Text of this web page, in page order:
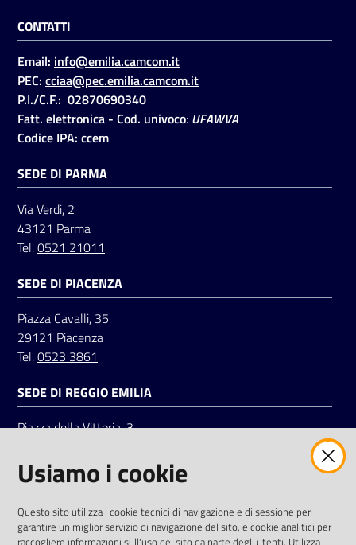
CONTATTI
Email: info@emilia.camcom.it
PEC: cciaa@pec.emilia.camcom.it
P.I./C.F.: 02870690340
Fatt. elettronica - Cod. univoco: UFAWVA
Codice IPA: ccem
SEDE DI PARMA
Via Verdi, 2
43121 Parma
Tel.0521 21011
SEDE DI PIACENZA
Piazza Cavalli, 35
29121 Piacenza
Tel.0523 3861
SEDE DI REGGIO EMILIA
Piazza della Vittoria, 3
Tel.0522 7961
LinkedinFacebookInstagram
Usiamo i cookie
Questo sito utilizza i cookie tecnici di navigazione e di sessione per
garantire un miglior servizio di navigazione del sito, e cookie analitici per
raccogliere informazioni sull'uso del sito da parte degli utenti. Utilizza